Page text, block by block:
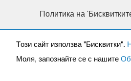
Tози сайт използва "Бисквитки".
Моля, запознайте се с нашите
Политика на